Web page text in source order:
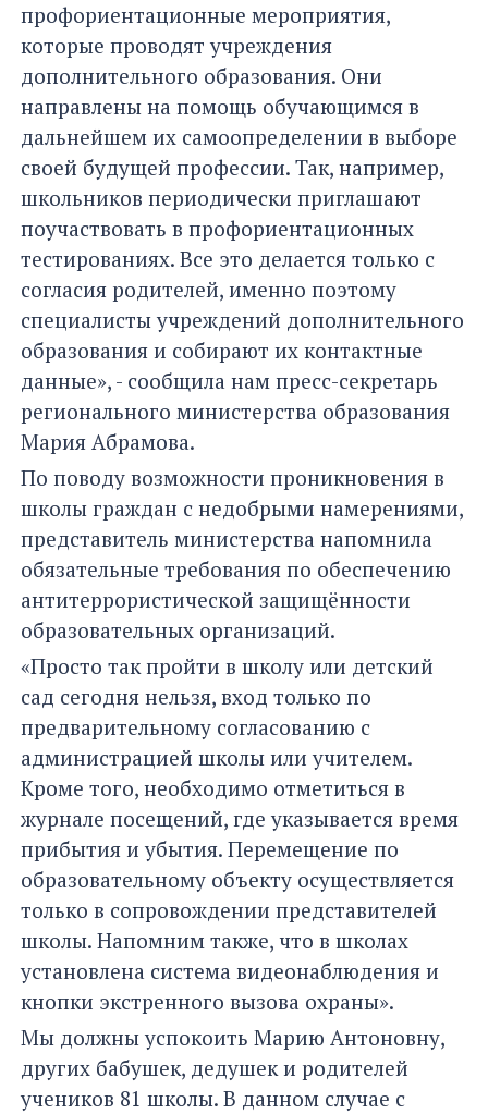
профориентационные мероприятия,
которые проводят учреждения
дополнительного образования. Они
направлены на помощь обучающимся в
дальнейшем их самоопределении в выборе
своей будущей профессии. Так, например,
школьников периодически приглашают
поучаствовать в профориентационных
тестированиях. Все это делается только с
согласия родителей, именно поэтому
специалисты учреждений дополнительного
образования и собирают их контактные
данные», - сообщила нам пресс-секретарь
регионального министерства образования
Мария Абрамова.
По поводу возможности проникновения в
школы граждан с недобрыми намерениями,
представитель министерства напомнила
обязательные требования по обеспечению
антитеррористической защищённости
образовательных организаций.
«Просто так пройти в школу или детский
сад сегодня нельзя, вход только по
предварительному согласованию с
администрацией школы или учителем.
Кроме того, необходимо отметиться в
журнале посещений, где указывается время
прибытия и убытия. Перемещение по
образовательному объекту осуществляется
только в сопровождении представителей
школы. Напомним также, что в школах
установлена система видеонаблюдения и
кнопки экстренного вызова охраны».
Мы должны успокоить Марию Антоновну,
других бабушек, дедушек и родителей
учеников 81 школы. В данном случае с